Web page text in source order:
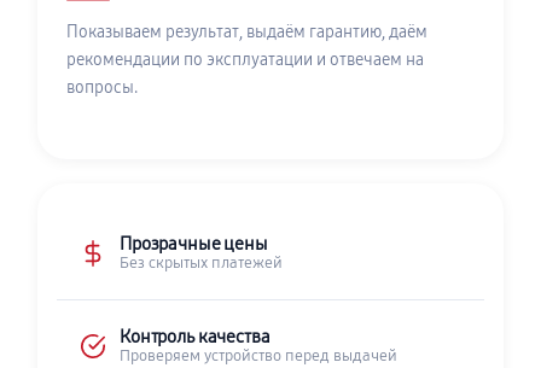
Показываем результат, выдаём гарантию, даём
рекомендации по эксплуатации и отвечаем на
вопросы.
Прозрачные цены
Без скрытых платежей
Контроль качества
Проверяем устройство перед выдачей